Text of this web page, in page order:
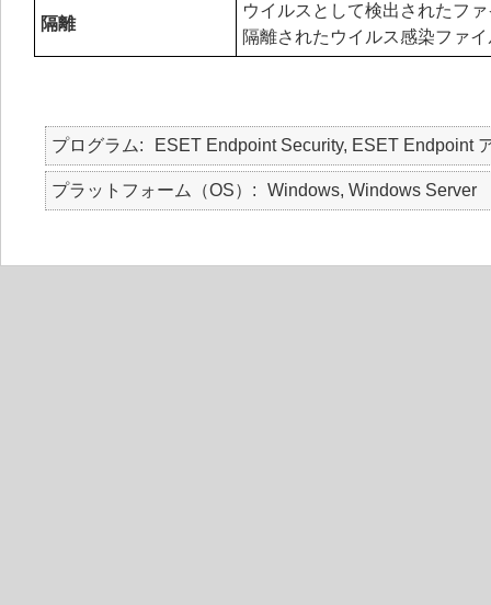
隔離
ウイルスとして検出されたフ
隔離されたウイルス感染ファ
プログラム ESET Endpoint Security, ESET Endpoint
プラットフォーム（OS） Windows, Windows Server